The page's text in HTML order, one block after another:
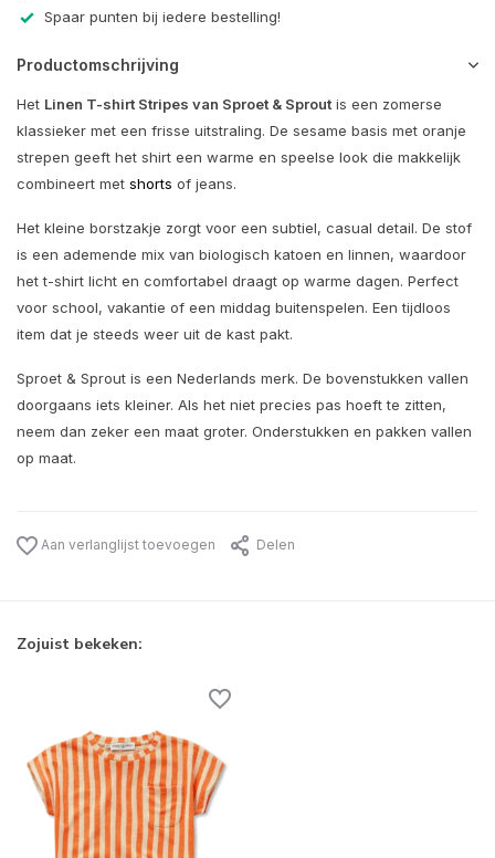
Spaar punten bij iedere bestelling!
Productomschrijving
Het Linen T-shirt Stripes van Sproet & Sproutis een zomerse
klassieker met een frisse uitstraling. De sesame basis met oranje
strepen geeft het shirt een warme en speelse look die makkelijk
combineert met shorts of jeans.
Het kleine borstzakje zorgt voor een subtiel, casual detail. De stof
is een ademende mix van biologisch katoen en linnen, waardoor
het t-shirt licht en comfortabel draagt op warme dagen. Perfect
voor school, vakantie of een middag buitenspelen. Een tijdloos
item dat je steeds weer uit de kast pakt.
Sproet & Sprout is een Nederlands merk. De bovenstukken vallen
doorgaans iets kleiner. Als het niet precies pas hoeft te zitten,
neem dan zeker een maat groter. Onderstukken en pakken vallen
op maat.
Aan verlanglijst toevoegen Delen
Zojuist bekeken: